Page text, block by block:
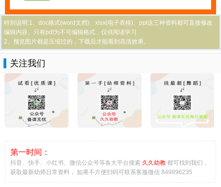
特别说明:1、doc格式(word文档)、xlsx(电子表格)、ppt这三种资料都可直接修改
编辑内容。只有pdf为不可编辑格式，仅供阅读学习
2、预览图片都是压缩过的，下载后才能看到高清效果。
关注我们
第一时间：
抖音、快手、小红书、微信公众号等各大平台搜索 久久幼教 都可找到我们，
获取最新幼师日常资料， 如果不方便扫码可联系客服微信 849896235